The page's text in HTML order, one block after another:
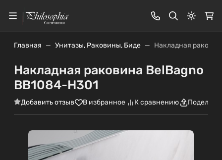
Главная Унитазы, Раковины, Биде Накладная
Накладная раковина BelBagno
BB1084-H301
Добавить отзыв В избранное К сравнению